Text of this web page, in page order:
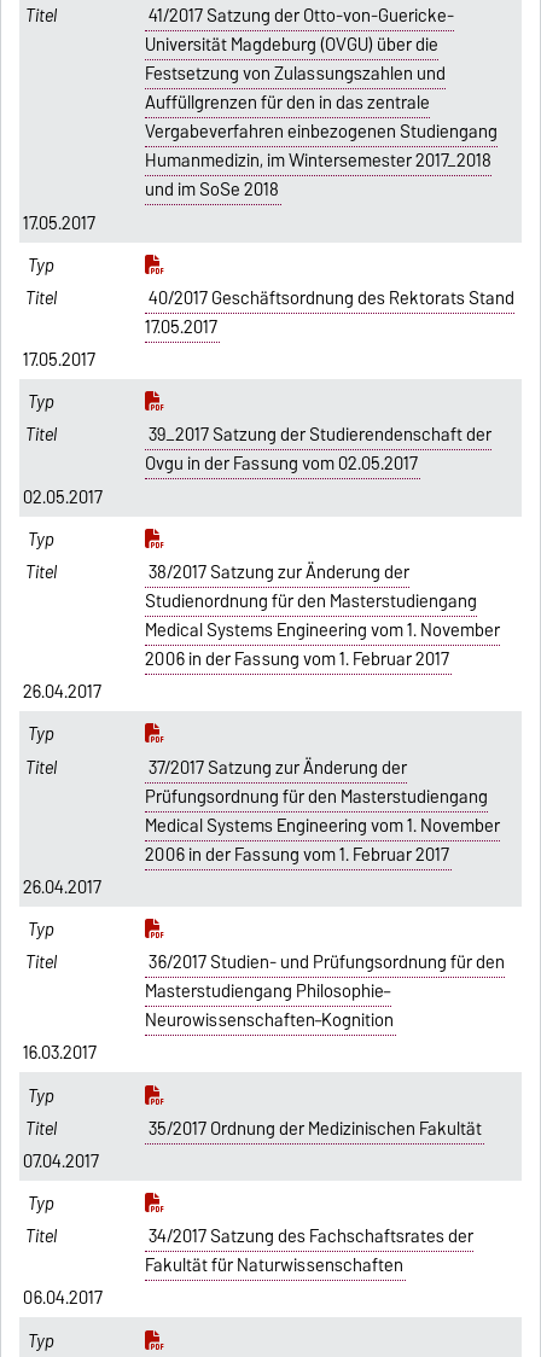
41/2017 Satzung der Otto-von-Guericke-
Universität Magdeburg (OVGU) über die
Festsetzung von Zulassungszahlen und
Auffüllgrenzen für den in das zentrale
Vergabeverfahren einbezogenen Studiengang
Humanmedizin, im Wintersemester 2017_2018
und im SoSe 2018
17.05.2017
40/2017 Geschäftsordnung des Rektorats Stand
17.05.2017
17.05.2017
39_2017 Satzung der Studierendenschaft der
Ovgu in der Fassung vom 02.05.2017
02.05.2017
38/2017 Satzung zur Änderung der
Studienordnung für den Masterstudiengang
Medical Systems Engineering vom 1. November
2006 in der Fassung vom 1. Februar 2017
26.04.2017
37/2017 Satzung zur Änderung der
Prüfungsordnung für den Masterstudiengang
Medical Systems Engineering vom 1. November
2006 in der Fassung vom 1. Februar 2017
26.04.2017
36/2017 Studien- und Prüfungsordnung für den
Masterstudiengang Philosophie–
Neurowissenschaften–Kognition
16.03.2017
35/2017 Ordnung der Medizinischen Fakultät
07.04.2017
34/2017 Satzung des Fachschaftsrates der
Fakultät für Naturwissenschaften
06.04.2017